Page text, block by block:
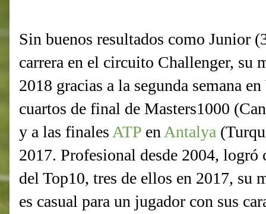
Sin buenos resultados como Junior
carrera en el circuito Challenger, su
2018 gracias a la segunda semana en
cuartos de final de Masters1000
y a las finales ATP en Antalya
2017. Profesional desde 2004,
del Top10, tres de ellos en 2017, su
es casual para un jugador con sus